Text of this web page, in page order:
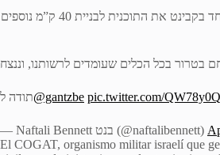
אישרנו הערב פה אחד בקבינט את התוכנית לבניית 40 ק”מ נוספים
תודה ל@gantzbe pic.twitter.com/
— Naftali Bennett בנט (@naftalibennett)
El COGAT, organismo militar israelí que